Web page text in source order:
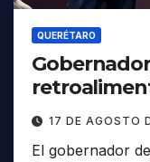
QUERÉTARO
17 DE AGOSTO
El gobernador